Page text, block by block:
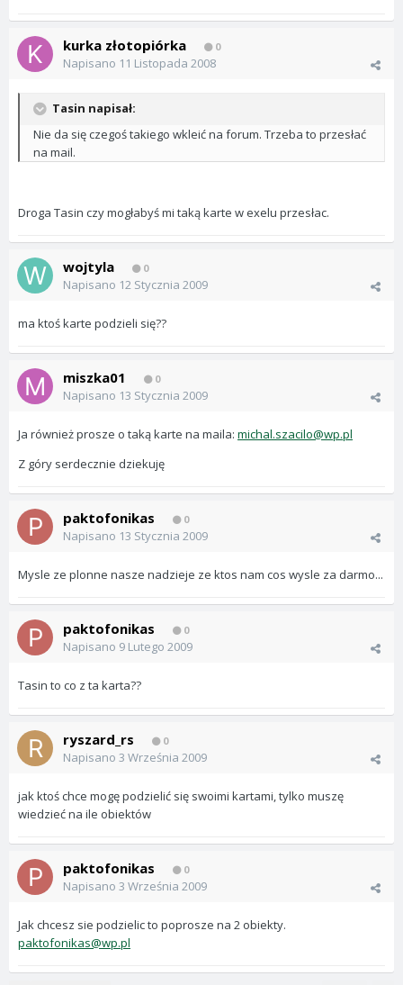
kurka złotopiórka 0
Napisano 11 Listopada 2008
Tasin napisał:
Nie da się czegoś takiego wkleić na forum. Trzeba to przesłać
na mail.
Droga Tasin czy mogłabyś mi taką karte w exelu przesłac.
wojtyla 0
Napisano 12 Stycznia 2009
ma ktoś karte podzieli się??
miszka01 0
Napisano 13 Stycznia 2009
Ja również prosze o taką karte na maila: michal.szacilo@wp.pl
Z góry serdecznie dziekuję
paktofonikas 0
Napisano 13 Stycznia 2009
Mysle ze plonne nasze nadzieje ze ktos nam cos wysle za darmo...
paktofonikas 0
Napisano 9 Lutego 2009
Tasin to co z ta karta??
ryszard_rs 0
Napisano 3 Września 2009
jak ktoś chce mogę podzielić się swoimi kartami, tylko muszę
wiedzieć na ile obiektów
paktofonikas 0
Napisano 3 Września 2009
Jak chcesz sie podzielic to poprosze na 2 obiekty.
paktofonikas@wp.pl